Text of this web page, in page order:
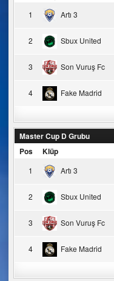
1 Artı 3
2 Sbux United
3 Son Vuruş Fc
4 Fake Madrid
Master Cup D Grubu
Pos
Klüp
1 Artı 3
2 Sbux United
3 Son Vuruş Fc
4 Fake Madrid